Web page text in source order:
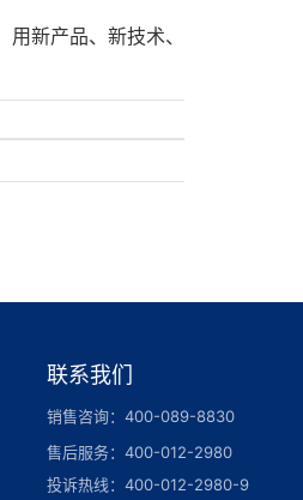
新产品、新技术、
联系我们
销售咨询：400-089-8830
售后服务：400-012-2980
投诉热线：400-012-2980-9